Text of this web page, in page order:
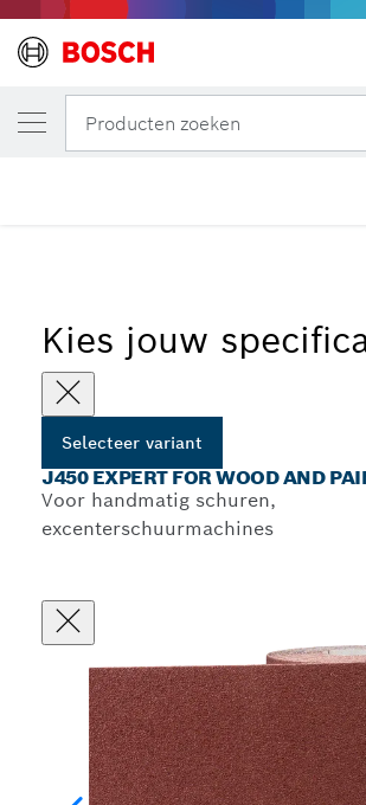
Producten zoeken
Kies jouw
Selecteer variant
J450 EXPERT FOR WOOD AND
Voor handmatig schuren,
excenterschuurmachines
JOUW GESELECTEERDE VARIANT
J450 Expert for Wood and